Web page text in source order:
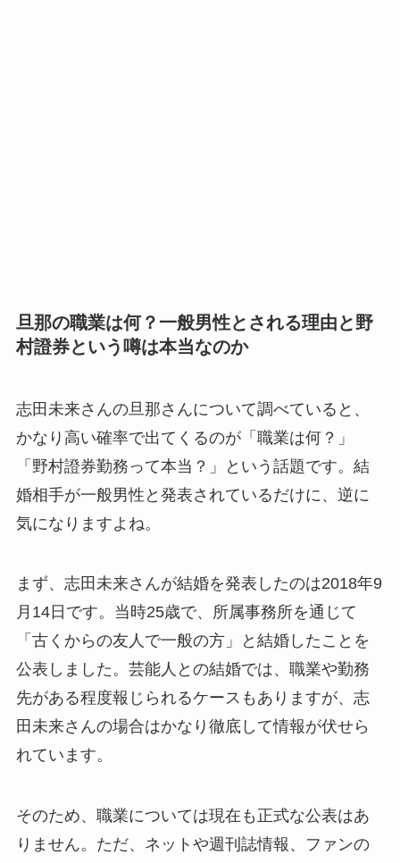
旦那の職業は何？一般男性とされる理由と野
村證券という噂は本当なのか
志田未来さんの旦那さんについて調べていると、
かなり高い確率で出てくるのが「職業は何？」
「野村證券勤務って本当？」という話題です。結
婚相手が一般男性と発表されているだけに、逆に
気になりますよね。
まず、志田未来さんが結婚を発表したのは2018年9
月14日です。当時25歳で、所属事務所を通じて
「古くからの友人で一般の方」と結婚したことを
公表しました。芸能人との結婚では、職業や勤務
先がある程度報じられるケースもありますが、志
田未来さんの場合はかなり徹底して情報が伏せら
れています。
そのため、職業については現在も正式な公表はあ
りません。ただ、ネットや週刊誌情報、ファンの